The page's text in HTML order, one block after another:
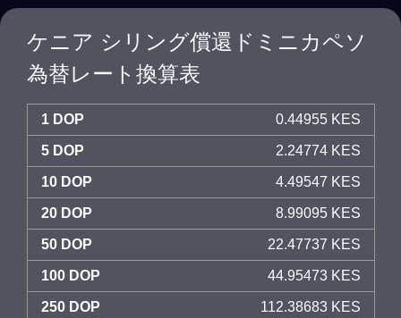
ケニア シリング償還ドミニカペソ
為替レート換算表
1 DOP 0.44955 KES
5 DOP 2.24774 KES
10 DOP 4.49547 KES
20 DOP 8.99095 KES
50 DOP 22.47737 KES
100 DOP 44.95473 KES
250 DOP 112.38683 KES